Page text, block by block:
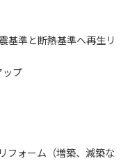
基準と断熱基準へ再生リ
ップ
フォーム（増築、減築な